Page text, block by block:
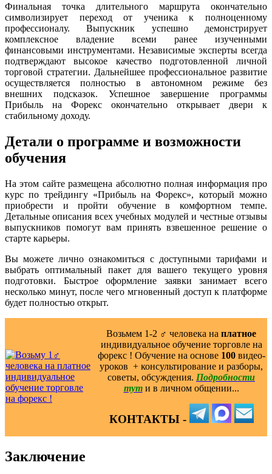
Финальная точка длительного маршрута окончательно
символизирует переход от ученика к полноценному
профессионалу. Выпускник успешно демонстрирует
комплексное владение всеми ранее изученными
финансовыми инструментами. Независимые эксперты всегда
подтверждают высокое качество подготовленной личной
торговой стратегии. Дальнейшее профессиональное развитие
осуществляется полностью в автономном режиме без
внешних подсказок. Успешное завершение программы
Прибыль на Форекс окончательно открывает двери к
стабильному доходу.
Детали о программе и возможности
обучения
На этом сайте размещена абсолютно полная информация про
курс по трейдингу «Прибыль на Форекс», который можно
приобрести и пройти обучение в комфортном темпе.
Детальные описания всех учебных модулей и честные отзывы
выпускников помогут вам принять взвешенное решение о
старте карьеры.
Вы можете лично ознакомиться с доступными тарифами и
выбрать оптимальный пакет для вашего текущего уровня
подготовки. Быстрое оформление заявки занимает всего
несколько минут, после чего мгновенный доступ к платформе
будет полностью открыт.
Возьмем 1-2 ‍♂️ человека на платное
индивидуальное обучение торговле на
форекс ! Обучение на основе 100видео-
уроков ️ + консультирование и разборы,
советы, обсуждения. Подробности
тут и в личном общении...
КОНТАКТЫ -
Заключение